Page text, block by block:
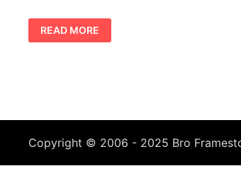
KARNIVAL
BEST
–
READ MORE
Copyright © 2006 - 2025 Bro